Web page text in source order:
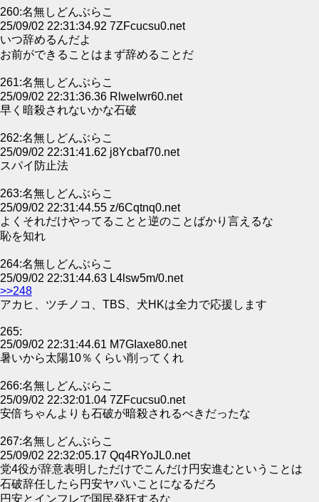
260:名無しどんぶらこ
25/09/02 22:31:34.92 7ZFcucsu0.net
いつ辞めるんだよ
お前ができることはまず辞めることだ
261:名無しどんぶらこ
25/09/02 22:31:36.36 RlweIwr60.net
早く暗殺されないかな石破
262:名無しどんぶらこ
25/09/02 22:31:41.62 j8Ycbaf70.net
スパイ防止法
263:名無しどんぶらこ
25/09/02 22:31:44.55 z/6Cqtnq0.net
よくそれだけやってることと逆のことばかり言えるな
恥を知れ
264:名無しどんぶらこ
25/09/02 22:31:44.63 L4lsw5m/0.net
>>248
アカヒ、ツチノコ、TBS、犬HKは全力で応援します
265:
25/09/02 22:31:44.61 M7GIaxe80.net
暑いから太陽10％くらい削ってくれ
266:名無しどんぶらこ
25/09/02 22:32:01.04 7ZFcucsu0.net
安倍ちゃんよりも石破が暗殺されるべきだったな
267:名無しどんぶらこ
25/09/02 22:32:05.17 Qq4RYoJL0.net
党4役が辞意表明しただけでこんだけ円安進むということは
石破辞任したら円安ヤバいことになるだろ
円安とインフレで国民発狂するな